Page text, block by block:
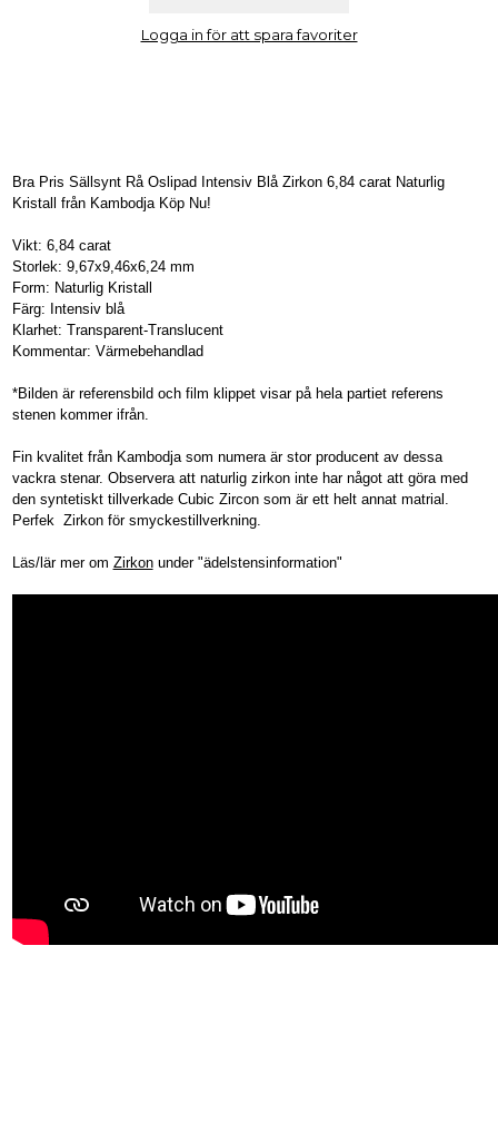
Logga in för att spara favoriter
Bra Pris Sällsynt Rå Oslipad Intensiv Blå Zirkon 6,84 carat Naturlig
Kristall från Kambodja Köp Nu!
Vikt: 6,84 carat
Storlek: 9,67x9,46x6,24 mm
Form: Naturlig Kristall
Färg: Intensiv blå
Klarhet: Transparent-Translucent
Kommentar: Värmebehandlad
*Bilden är referensbild och film klippet visar på hela partiet referens
stenen kommer ifrån.
Fin kvalitet från Kambodja som numera är stor producent av dessa
vackra stenar. Observera att naturlig zirkon inte har något att göra med
den syntetiskt tillverkade Cubic Zircon som är ett helt annat matrial.
Perfek Zirkon för smyckestillverkning.
Läs/lär mer om Zirkonunder "ädelstensinformation"